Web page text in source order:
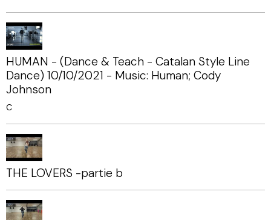
HUMAN - (Dance & Teach - Catalan Style Line
Dance) 10/10/2021 - Music: Human; Cody
Johnson
C
THE LOVERS -partie b